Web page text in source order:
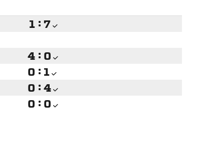
 : 
 : 
 : 
 : 
 : 